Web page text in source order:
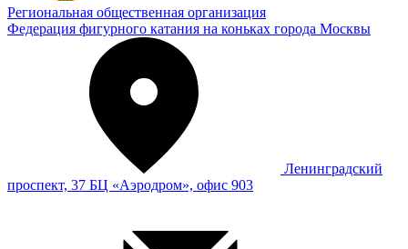
Региональная общественная организация
Федерация фигурного катания на коньках города Москвы
Ленинградский
проспект, 37 БЦ «Аэродром», офис 903